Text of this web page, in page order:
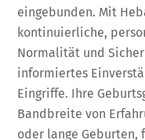
eingebunden. Mit
kontinuierliche,
Normalität und
informiertes
Eingriffe. Ihre
Bandbreite von
oder lange